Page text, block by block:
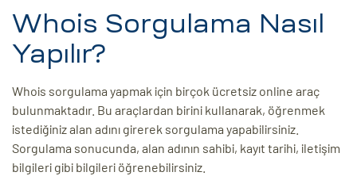
Whois Sorgulama Nasıl
Yapılır?
Whois sorgulama yapmak için birçok ücretsiz online araç
bulunmaktadır. Bu araçlardan birini kullanarak, öğrenmek
istediğiniz alan adını girerek sorgulama yapabilirsiniz.
Sorgulama sonucunda, alan adının sahibi, kayıt tarihi, iletişim
bilgileri gibi bilgileri öğrenebilirsiniz.